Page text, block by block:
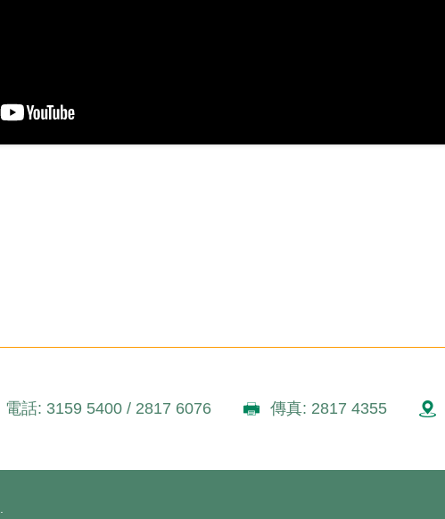
電話: 3159 5400 / 2817 6076 傳真: 2817 4355